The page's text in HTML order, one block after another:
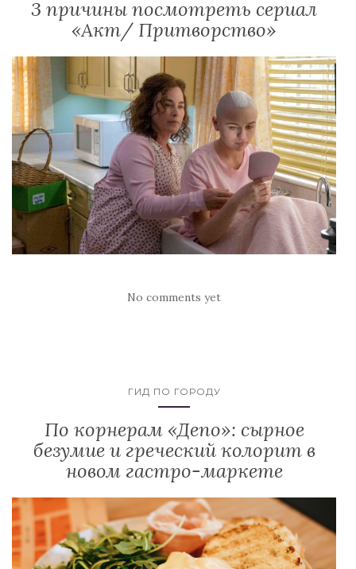
3 причины посмотреть сериал
«Акт/ Притворство»
No comments yet
ГИД ПО ГОРОДУ
По корнерам «Депо»: сырное
безумие и греческий колорит в
новом гастро-маркете